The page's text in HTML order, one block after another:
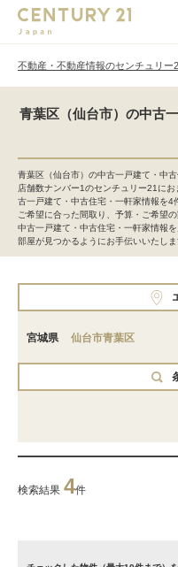
不動産・不動産情報のセンチュリー
青葉区（仙台市）の中古
青葉区（仙台市）の中古一戸建て・中
店舗数ナンバー1のセンチュリー21に
古一戸建て・中古住宅・一軒家情報を4
ご希望に合った間取り、予算・ご希望
中古一戸建て・中古住宅・一軒家情報
部屋が見つかるようにお手伝いいたし
宮城県 仙台市青葉区
検索結果 4件